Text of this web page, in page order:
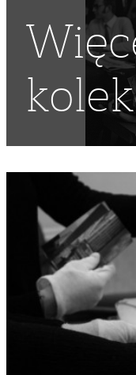
KOMUNIZM ,
RZECZPOSPOLITA
AZJA POŁUDNIOWO-
WOJNA